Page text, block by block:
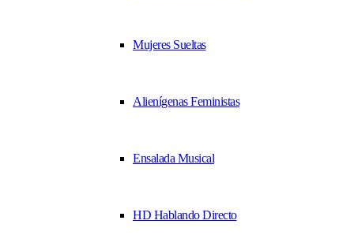
Mujeres Sueltas
Alienígenas Feministas
Ensalada Musical
HD Hablando Directo